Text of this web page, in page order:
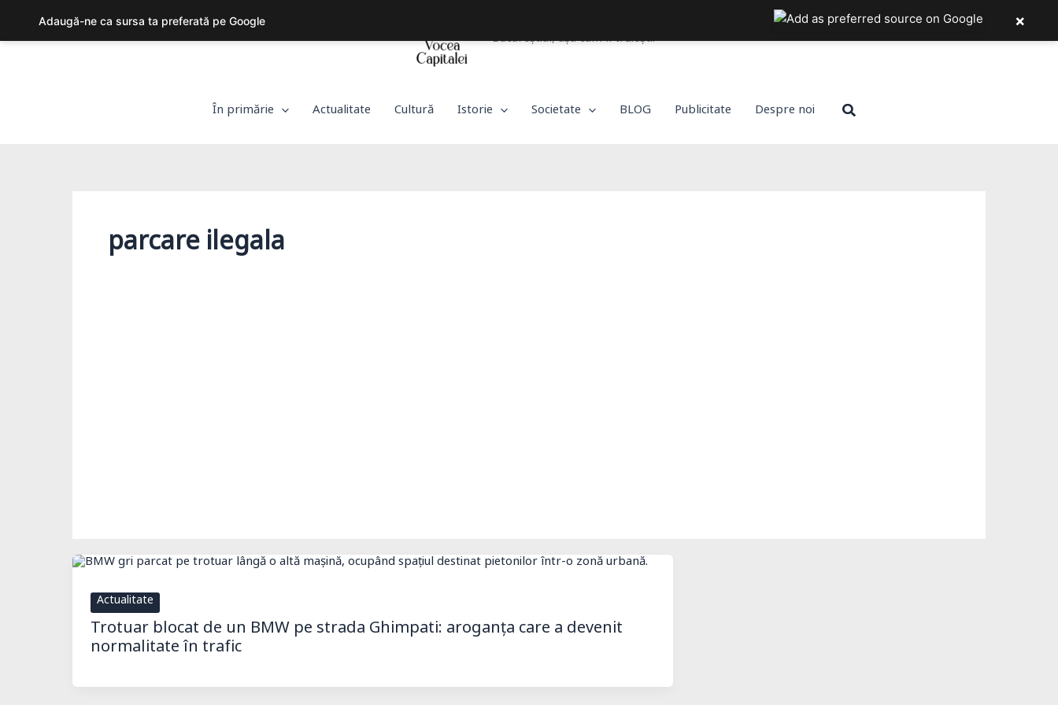
content
Bucureștiul, așa cum îl trăiești!
În primărie Actualitate Cultură Istorie Societate BLOG Publicitate Despre noi Search
parcare ilegala
Actualitate
Trotuar blocat de un BMW pe strada Ghimpati: aroganța care a devenit
normalitate în trafic
Adaugă-ne ca sursa ta preferată pe Google ×